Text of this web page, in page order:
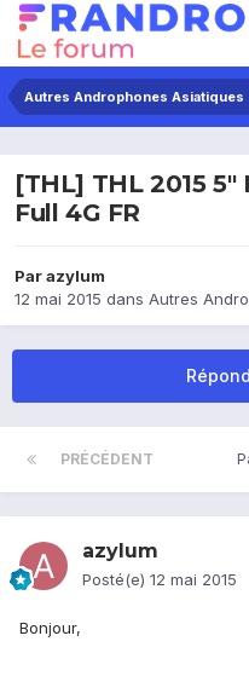
Autres Androphones Asiatiques
[THL] THL 2015 5"
Full 4G FR
Parazylum
12 mai 2015 dans Autres
PRÉCÉDENT
azylum
Posté(e) 12 mai 2015
Bonjour,